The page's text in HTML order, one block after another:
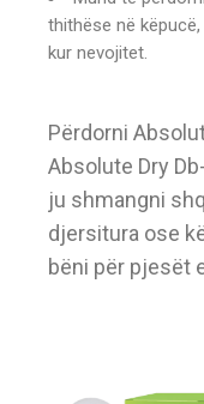
thithëse në
kur nevojitet.
Përdorni
Absolute Dry
ju shmangni
djersitura ose
bëni për pjesët